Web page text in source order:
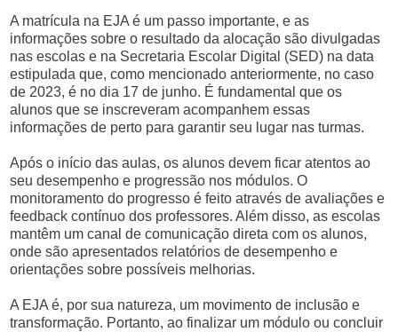
A matrícula na EJA é um passo importante, e as
informações sobre o resultado da alocação são divulgadas
nas escolas e na Secretaria Escolar Digital (SED) na data
estipulada que, como mencionado anteriormente, no caso
de 2023, é no dia 17 de junho. É fundamental que os
alunos que se inscreveram acompanhem essas
informações de perto para garantir seu lugar nas turmas.
Após o início das aulas, os alunos devem ficar atentos ao
seu desempenho e progressão nos módulos. O
monitoramento do progresso é feito através de avaliações e
feedback contínuo dos professores. Além disso, as escolas
mantêm um canal de comunicação direta com os alunos,
onde são apresentados relatórios de desempenho e
orientações sobre possíveis melhorias.
A EJA é, por sua natureza, um movimento de inclusão e
transformação. Portanto, ao finalizar um módulo ou concluir